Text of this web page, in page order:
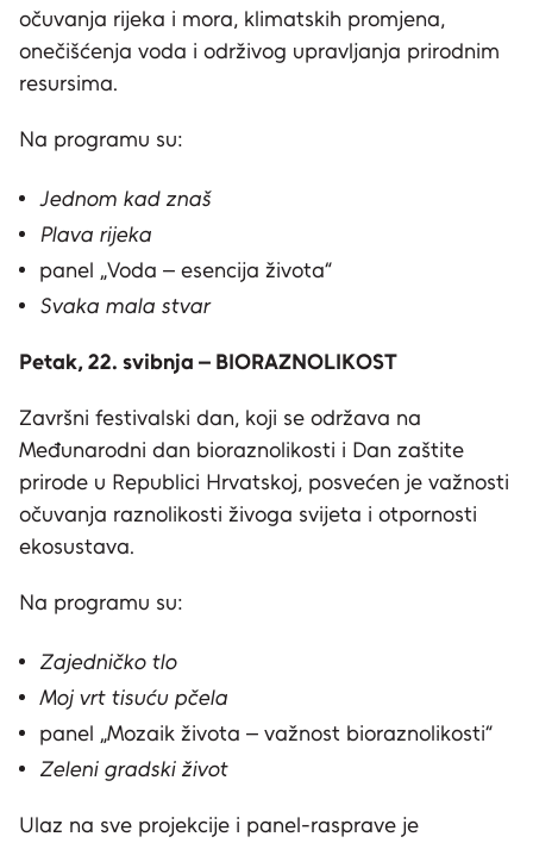
očuvanja rijeka i mora, klimatskih promjena,
onečišćenja voda i održivog upravljanja prirodnim
resursima.
Na programu su:
Jednom kad znaš
Plava rijeka
panel „Voda – esencija života“
Svaka mala stvar
Petak, 22. svibnja – BIORAZNOLIKOST
Završni festivalski dan, koji se održava na
Međunarodni dan bioraznolikosti i Dan zaštite
prirode u Republici Hrvatskoj, posvećen je važnosti
očuvanja raznolikosti živoga svijeta i otpornosti
ekosustava.
Na programu su:
Zajedničko tlo
Moj vrt tisuću pčela
panel „Mozaik života – važnost bioraznolikosti“
Zeleni gradski život
Ulaz na sve projekcije i panel-rasprave je